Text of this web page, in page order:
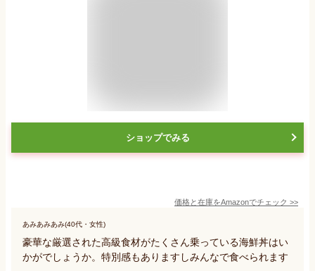
ショップでみる
価格と在庫をAmazonでチェック >>
あみあみあみ(40代・女性)
豪華な厳選された高級食材がたくさん乗っている海鮮丼はい
かがでしょうか。特別感もありますしみんなで食べられます